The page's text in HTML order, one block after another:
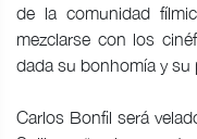
de la comunidad
mezclarse con los
dada su bonhomía y su
Carlos Bonfil será